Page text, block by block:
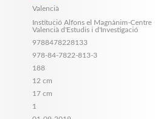
Valencià
Institució Alfons el Magnànim-Centre
Valencià d'Estudis i d'Investigació
9788478228133
978-84-7822-813-3
188
12 cm
17 cm
1